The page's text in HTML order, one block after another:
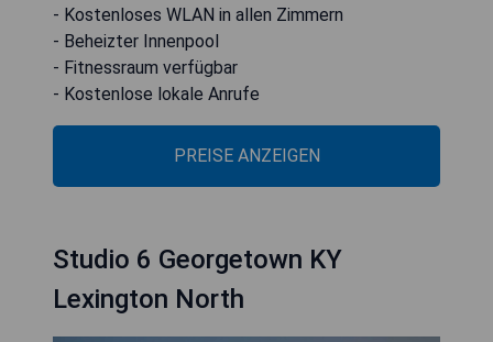
- Kostenloses WLAN in allen Zimmern
- Beheizter Innenpool
- Fitnessraum verfügbar
- Kostenlose lokale Anrufe
PREISE ANZEIGEN
Studio 6 Georgetown KY
Lexington North